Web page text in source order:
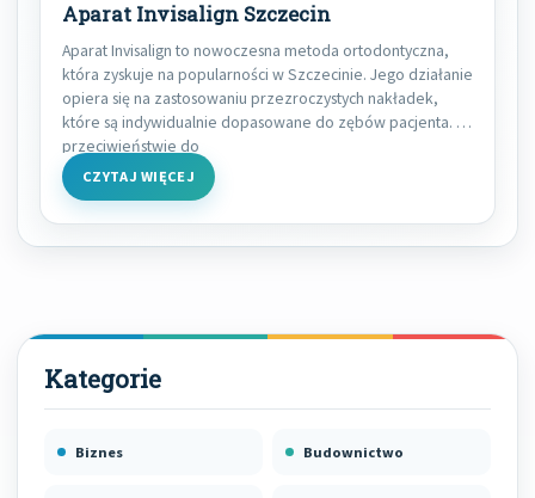
Aparat Invisalign Szczecin
Aparat Invisalign to nowoczesna metoda ortodontyczna,
która zyskuje na popularności w Szczecinie. Jego działanie
opiera się na zastosowaniu przezroczystych nakładek,
które są indywidualnie dopasowane do zębów pacjenta. W
przeciwieństwie do
CZYTAJ WIĘCEJ
Biznes Budownictwo